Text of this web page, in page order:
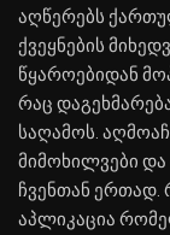
აღწერებს
ქვეყნების
წყაროებიდან
რაც
საღამოს.
მიმოხილვები და
ჩვენთან ერთად.
აპლიკაცია